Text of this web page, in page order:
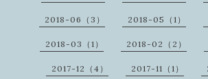
2018-06（3） 2018-05（1）
2018-03（1） 2018-02（2）
2017-12（4） 2017-11（1）